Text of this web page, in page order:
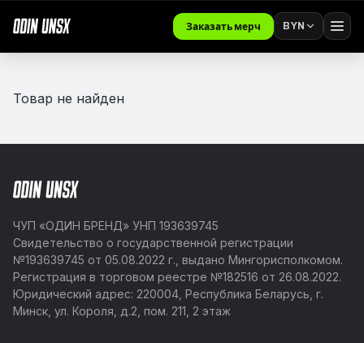
Заказать мерч BYN
Товар не найден
ЧУП «ОДИН БРЕНД» УНП 193639745
Свидетельство о государственной регистрации
№193639745 от 05.08.2022 г., выдано Мингорисполкомом.
Регистрация в торговом реестре №182516 от 26.08.2022.
Юридический адрес: 220004, Республика Беларусь, г.
Минск, ул. Короля, д.2, пом. 211, 2 этаж